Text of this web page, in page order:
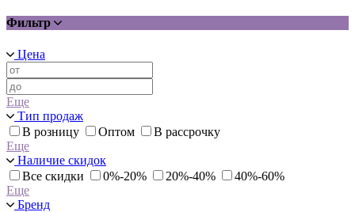
Фильтр
Цена
Еще
Тип продаж
В розницу
Оптом
В рассрочку
Еще
Наличие скидок
Все скидки
0%-20% 20%-40%
40%-60%
Еще
Бренд